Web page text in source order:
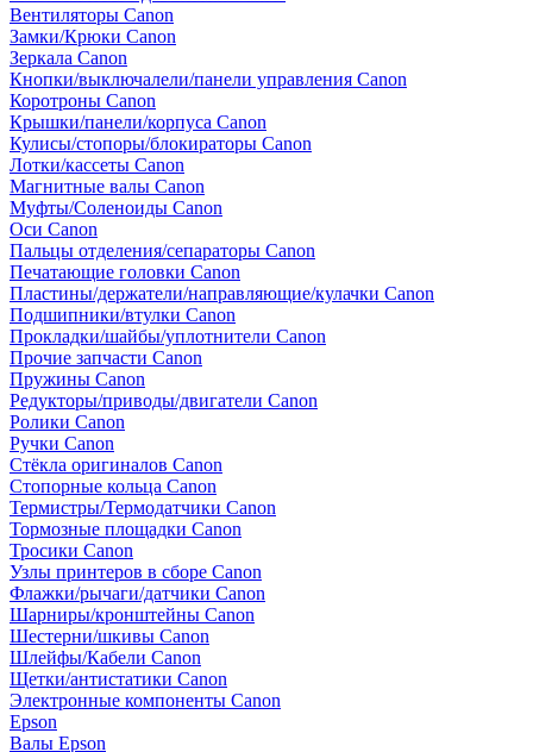
Вентиляторы Canon
Замки/Крюки Canon
Зеркала Canon
Кнопки/выключалели/панели управления Canon
Коротроны Canon
Крышки/панели/корпуса Canon
Кулисы/стопоры/блокираторы Canon
Лотки/кассеты Canon
Магнитные валы Canon
Муфты/Соленоиды Canon
Оси Canon
Пальцы отделения/сепараторы Canon
Печатающие головки Canon
Пластины/держатели/направляющие/кулачки Canon
Подшипники/втулки Canon
Прокладки/шайбы/уплотнители Canon
Прочие запчасти Canon
Пружины Canon
Редукторы/приводы/двигатели Canon
Ролики Canon
Ручки Canon
Стёкла оригиналов Canon
Стопорные кольца Canon
Термистры/Термодатчики Canon
Тормозные площадки Canon
Тросики Canon
Узлы принтеров в сборе Canon
Флажки/рычаги/датчики Canon
Шарниры/кронштейны Canon
Шестерни/шкивы Canon
Шлейфы/Кабели Canon
Щетки/антистатики Canon
Электронные компоненты Canon
Epson
Валы Epson